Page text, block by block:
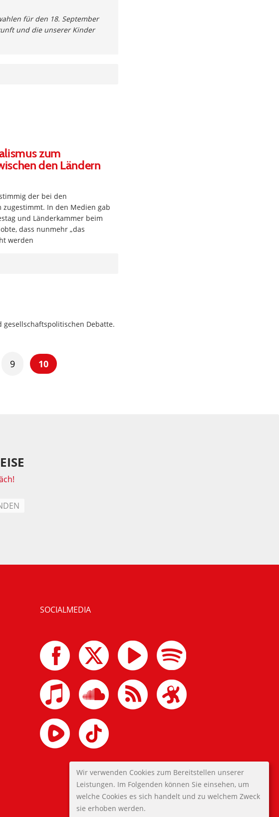
für den 18. September
und die unserer Kinder
zum
den Ländern
der bei den
In den Medien gab
und Länderkammer beim
dass nunmehr „das
werden
Debatte.
9 10
SOCIALMEDIA
Wir verwenden Cookies zum Bereitstellen unserer
Leistungen. Im Folgenden können Sie einsehen, um
welche Cookies es sich handelt und zu welchem Zweck
sie erhoben werden.